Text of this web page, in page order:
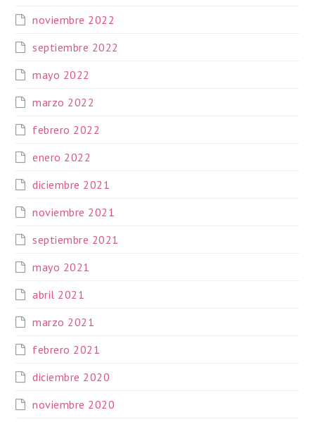
noviembre 2022
septiembre 2022
mayo 2022
marzo 2022
febrero 2022
enero 2022
diciembre 2021
noviembre 2021
septiembre 2021
mayo 2021
abril 2021
marzo 2021
febrero 2021
diciembre 2020
noviembre 2020